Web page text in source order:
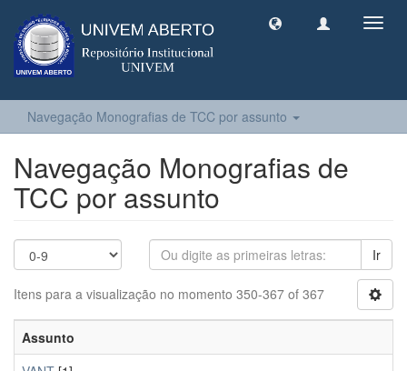
Navegação Monografias de TCC por assunto
Navegação Monografias de
TCC por assunto
Ir
Itens para a visualização no momento 350-367 of 367
Assunto